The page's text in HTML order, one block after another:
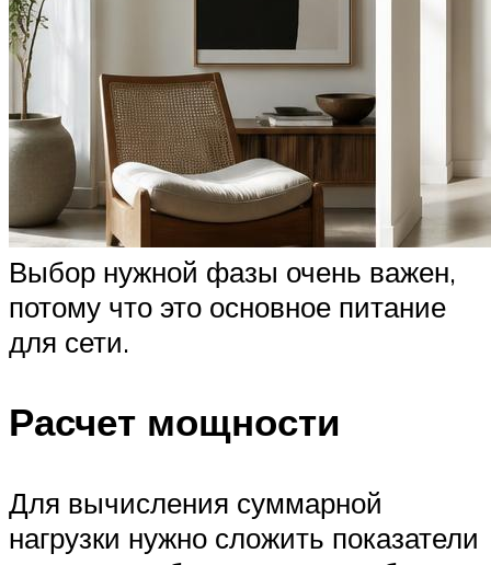
Выбор нужной фазы очень важен,
потому что это основное питание
для сети.
Расчет мощности
Для вычисления суммарной
нагрузки нужно сложить показатели